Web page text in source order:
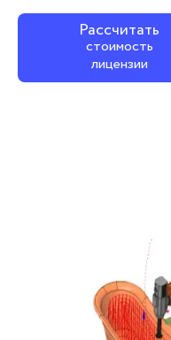
Рассчитать
стоимость
лицензии